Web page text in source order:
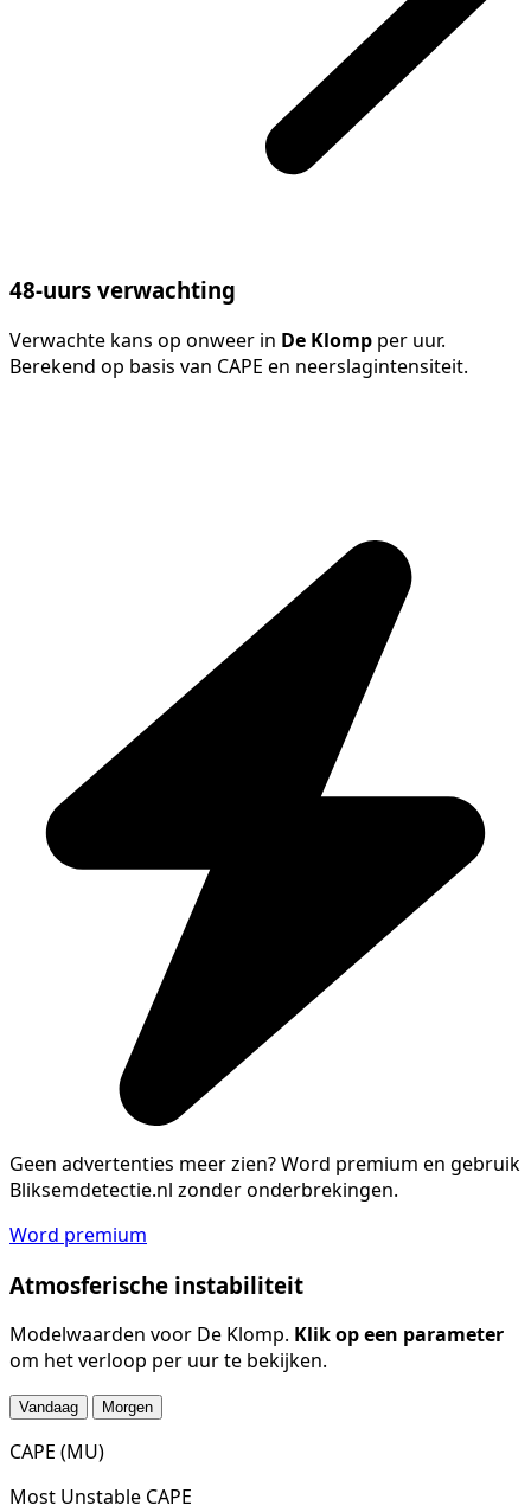
48-uurs verwachting
Verwachte kans op onweer in De Klomp per uur.
Berekend op basis van CAPE en neerslagintensiteit.
Geen advertenties meer zien?Word premium en gebruik
Bliksemdetectie.nl zonder onderbrekingen.
Word premium
Atmosferische instabiliteit
Modelwaarden voor De Klomp. Klik op een parameter
om het verloop per uur te bekijken.
Vandaag Morgen
CAPE (MU)
Most Unstable CAPE